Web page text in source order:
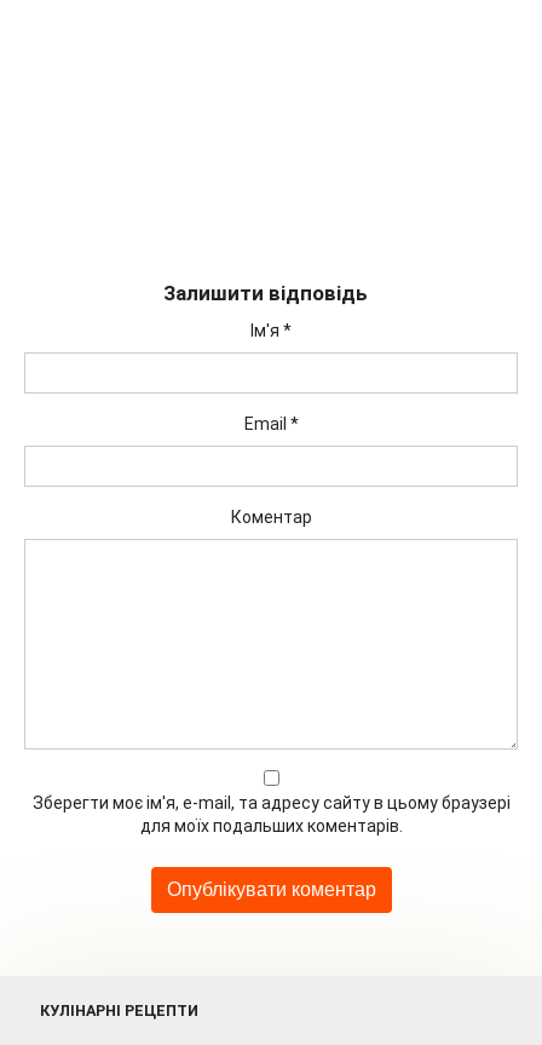
Залишити відповідь
Ім'я *
Email *
Коментар
Зберегти моє ім'я, e-mail, та адресу сайту в цьому браузері
для моїх подальших коментарів.
КУЛІНАРНІ РЕЦЕПТИ